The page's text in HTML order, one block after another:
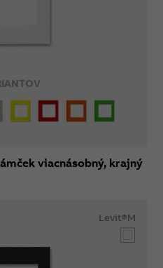
viacnásobný, krajný
Levit®M